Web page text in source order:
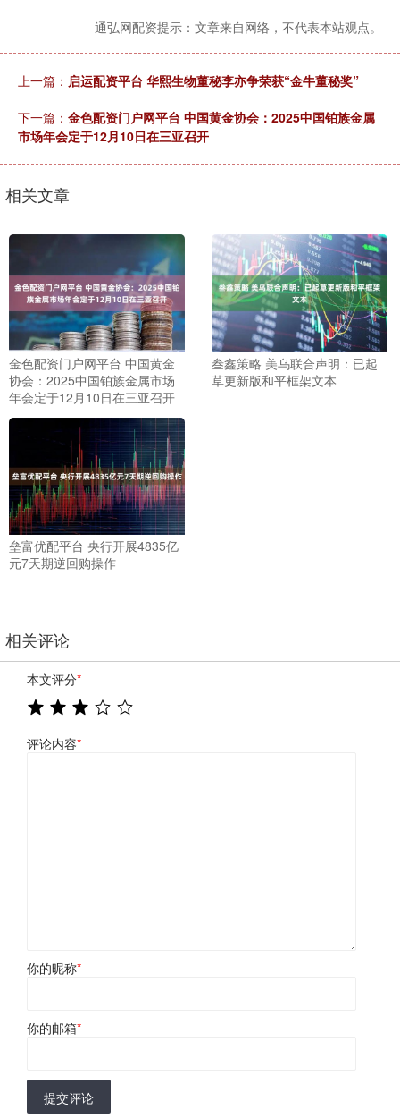
通弘网配资提示：文章来自网络，不代表本站观点。
上一篇： 启运配资平台 华熙生物董秘李亦争荣获“金牛董秘奖”
下一篇： 金色配资门户网平台 中国黄金协会：2025中国铂族金属
市场年会定于12月10日在三亚召开
相关文章
金色配资门户网平台 中国黄金
协会：2025中国铂族金属市场
年会定于12月10日在三亚召开
叁鑫策略 美乌联合声明：已起
草更新版和平框架文本
垒富优配平台 央行开展4835亿
元7天期逆回购操作
相关评论
本文评分*
评论内容*
你的昵称*
你的邮箱*
提交评论